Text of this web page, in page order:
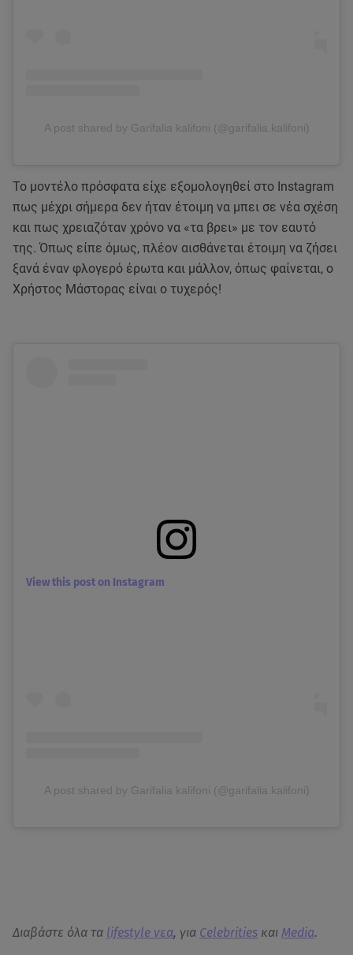
A post shared by Garifalia kalifoni (@garifalia.kalifoni)
Το μοντέλο πρόσφατα είχε εξομολογηθεί στο Instagram
πως μέχρι σήμερα δεν ήταν έτοιμη να μπει σε νέα σχέση
και πως χρειαζόταν χρόνο να «τα βρει» με τον εαυτό
της. Όπως είπε όμως, πλέον αισθάνεται έτοιμη να ζήσει
ξανά έναν φλογερό έρωτα και μάλλον, όπως φαίνεται, ο
Χρήστος Μάστορας είναι ο τυχερός!
View this post on Instagram
A post shared by Garifalia kalifoni (@garifalia.kalifoni)
Διαβάστε όλα τα lifestyle νεα, για Celebrities και Media.